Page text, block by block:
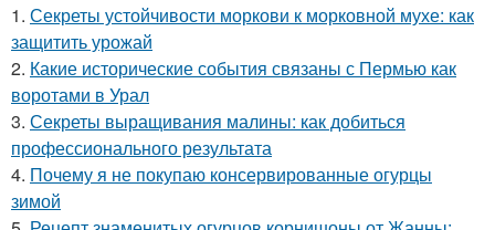
1. Секреты устойчивости моркови к морковной мухе: как
защитить урожай
2. Какие исторические события связаны с Пермью как
воротами в Урал
3. Секреты выращивания малины: как добиться
профессионального результата
4. Почему я не покупаю консервированные огурцы
зимой